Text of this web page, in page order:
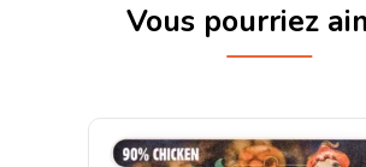
Vous pourriez